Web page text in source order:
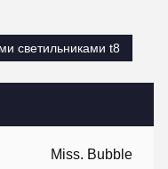
Miss. Bubble
светильниками t8